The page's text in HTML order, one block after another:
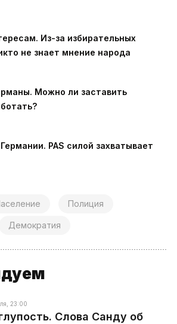
Из-за избирательных
не знает мнение народа
Можно ли заставить
PAS силой захватывает
Полиция
Демократия
23:00
Слова Санду об